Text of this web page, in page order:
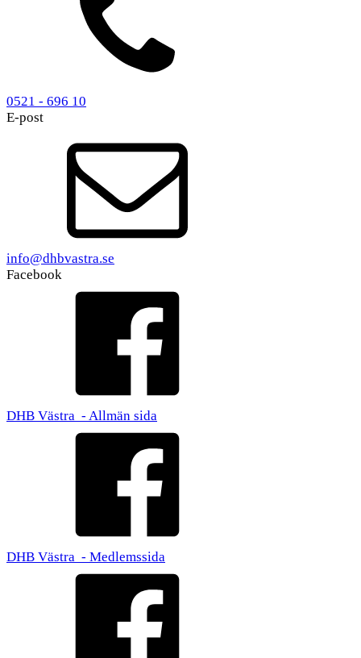
0521 - 696 10
E-post
info@dhbvastra.se
Facebook
DHB Västra - Allmän sida
DHB Västra - Medlemssida